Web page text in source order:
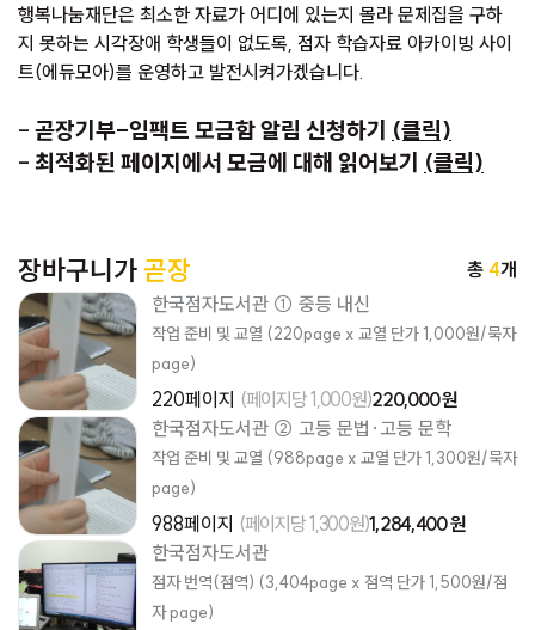
행복나눔재단은 최소한 자료가 어디에 있는지 몰라 문제집을 구하
지 못하는 시각장애 학생들이 없도록, 점자 학습자료 아카이빙 사이
트(에듀모아)를 운영하고 발전시켜가겠습니다.
- 곧장기부-임팩트 모금함 알림 신청하기 (클릭)
- 최적화된 페이지에서 모금에 대해 읽어보기 (클릭)
장바구니가곧장 총 4개
한국점자도서관 ① 중등 내신
작업 준비 및 교열 (220page x 교열 단가 1,000원/묵자
page)
220페이지 (페이지당 1,000원)220,000 원
한국점자도서관 ② 고등 문법·고등 문학
작업 준비 및 교열 (988page x 교열 단가 1,300원/묵자
page)
988페이지 (페이지당 1,300원)1,284,400 원
한국점자도서관
점자 번역(점역) (3,404page x 점역 단가 1,500원/점
자 page)